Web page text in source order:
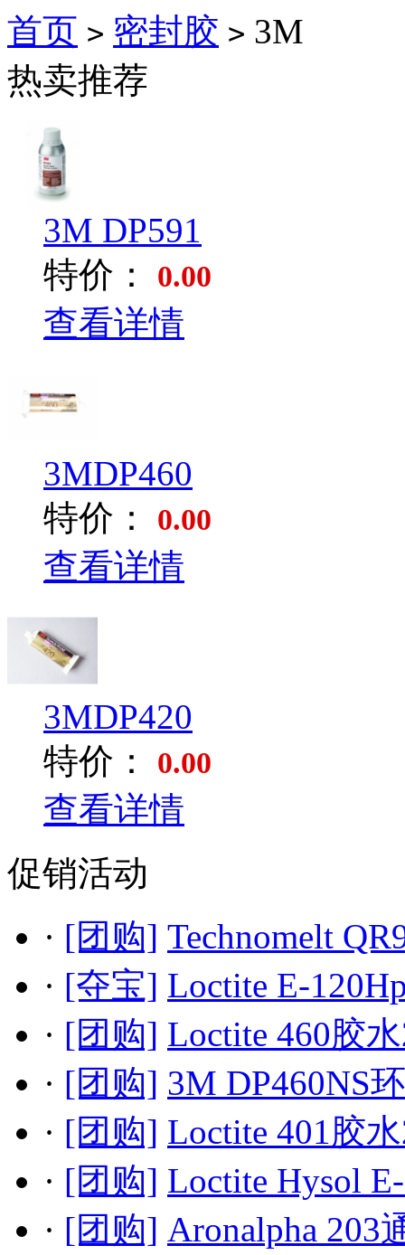
首页 > 密封胶 > 3M
热卖推荐
3M DP591
特价：
0.00
查看详情
3MDP460
特价：
0.00
查看详情
3MDP420
特价：
0.00
查看详情
促销活动
· [团购] Technomelt
· [夺宝] Loctite E-
· [团购] Loctite 460胶
· [团购] 3M DP460NS
· [团购] Loctite 401胶
· [团购] Loctite Hysol
· [团购] Aronalpha 203